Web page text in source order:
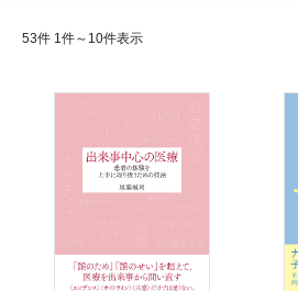
53件 1件～10件表示